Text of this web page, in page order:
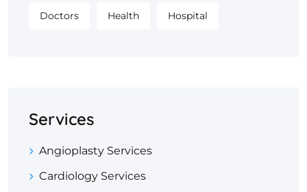
Doctors Health Hospital
Services
Angioplasty Services
Cardiology Services